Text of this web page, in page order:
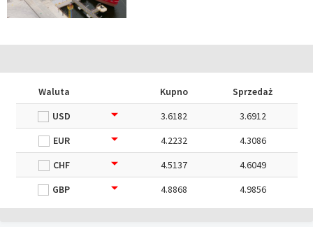
Waluta Kupno
Sprzedaż
USD
3.6182
3.6912
EUR
4.2232
4.3086
CHF
4.5137
4.6049
GBP
4.8868 4.9856